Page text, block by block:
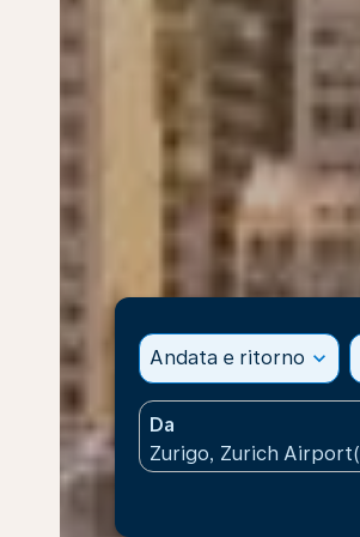
Andata e ritorno expand_more
Da